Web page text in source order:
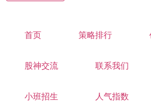
首页 策略排行
股神交流 联系我们
小班招生 人气指数